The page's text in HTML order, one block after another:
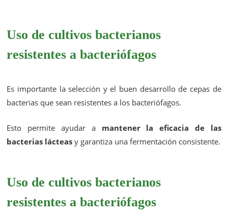
Uso de cultivos bacterianos
resistentes a bacteriófagos
Es importante la selección y el buen desarrollo de cepas de
bacterias que sean resistentes a los bacteriófagos.
Esto permite ayudar a mantener la eficacia de las
bacterias lácteas y garantiza una fermentación consistente.
Uso de cultivos bacterianos
resistentes a bacteriófagos